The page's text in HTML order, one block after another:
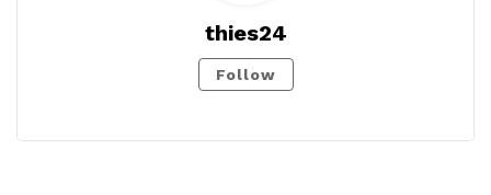
thies24
Follow